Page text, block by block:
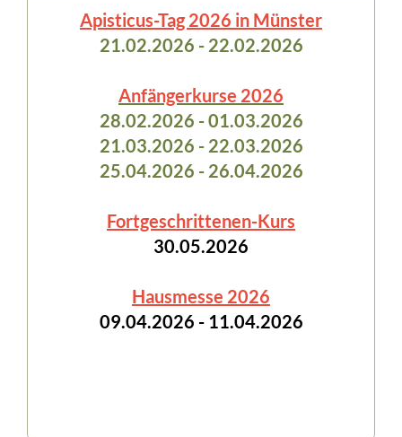
Apisticus-Tag 2026 in Münster
21.02.2026 - 22.02.2026
Anfängerkurse 2026
28.02.2026 - 01.03.2026
21.03.2026 - 22.03.2026
25.04.2026 - 26.04.2026
Fortgeschrittenen-Kurs
30.05.2026
Hausmesse 2026
09.04.2026 - 11.04.2026